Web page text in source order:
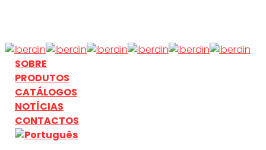
main
content
search
Menu
SOBRE
PRODUTOS
CATÁLOGOS
NOTÍCIAS
CONTACTOS